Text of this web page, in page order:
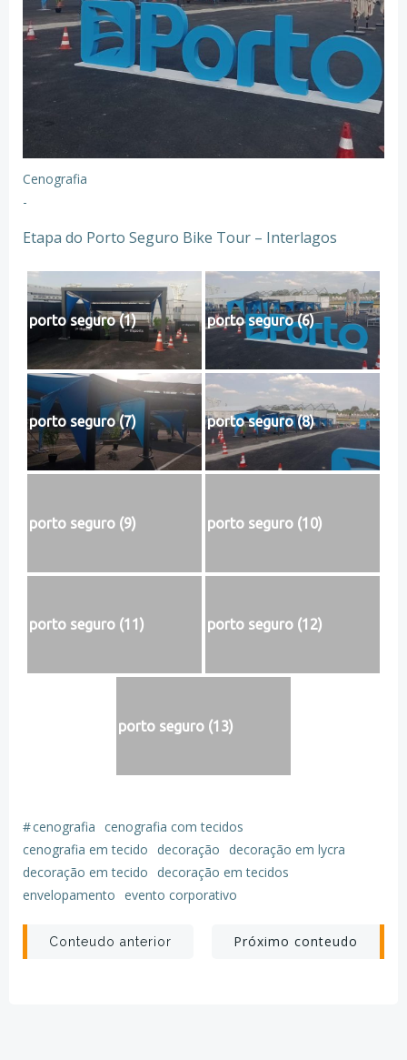
Cenografia
-
Etapa do Porto Seguro Bike Tour – Interlagos
porto seguro (1) porto seguro (6)
porto seguro (7) porto seguro (8)
porto seguro (9) porto seguro (10)
porto seguro (11) porto seguro (12)
porto seguro (13)
#cenografia cenografia com tecidos
cenografia em tecido
decoração
decoração em lycra
decoração em tecido
decoração em tecidos
envelopamento evento corporativo
Post
Conteudo anterior
Post
Próximo conteudo